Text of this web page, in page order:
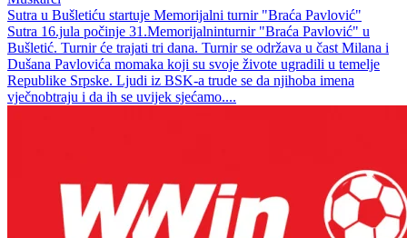
Sutra u Bušletiću startuje Memorijalni turnir "Braća Pavlović"
Sutra 16.jula počinje 31.Memorijalninturnir "Braća Pavlović" u
Bušletić. Turnir će trajati tri dana. Turnir se održava u čast Milana i
Dušana Pavlovića momaka koji su svoje živote ugradili u temelje
Republike Srpske. Ljudi iz BSK-a trude se da njihoba imena
vječnobtraju i da ih se uvijek sjećamo....